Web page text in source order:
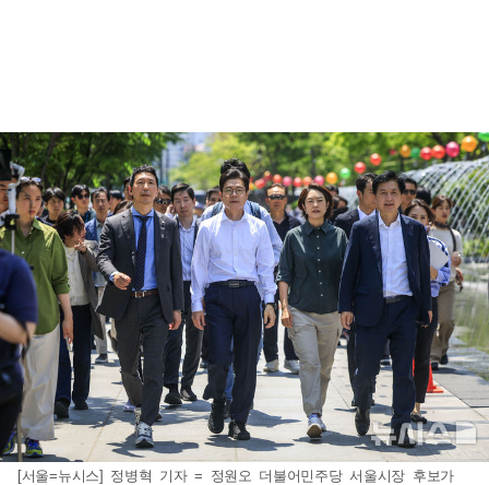
[서울=뉴시스] 정병혁 기자 = 정원오 더불어민주당 서울시장 후보가